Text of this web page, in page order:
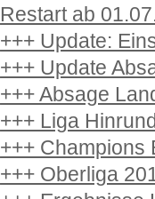
Restart ab
+++ Update:
+++ Update
+++ Absage
+++ Liga
+++ Champions
+++ Oberliga